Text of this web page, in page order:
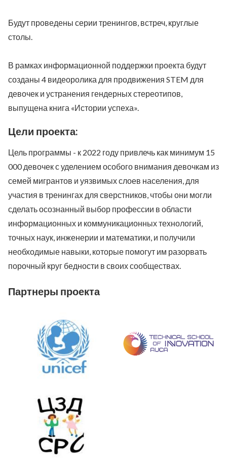
Будут проведены серии тренингов, встреч, круглые
столы.
В рамках информационной поддержки проекта будут
созданы 4 видеоролика для продвижения STEM для
девочек и устранения гендерных стереотипов,
выпущена книга «Истории успеха».
Цели проекта:
Цель программы - к 2022 году привлечь как минимум 15
000 девочек с уделением особого внимания девочкам из
семей мигрантов и уязвимых слоев населения, для
участия в тренингах для сверстников, чтобы они могли
сделать осознанный выбор профессии в области
информационных и коммуникационных технологий,
точных наук, инженерии и математики, и получили
необходимые навыки, которые помогут им разорвать
порочный круг бедности в своих сообществах.
Партнеры проекта